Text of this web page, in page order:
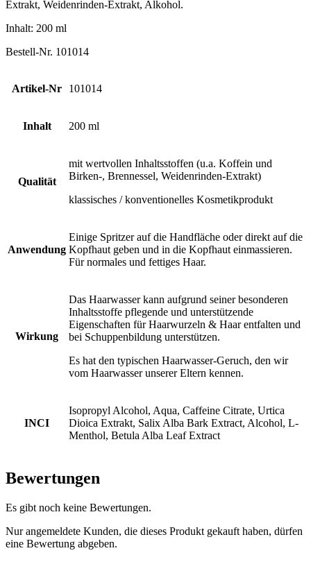
Extrakt, Weidenrinden-Extrakt, Alkohol.
Inhalt: 200 ml
Bestell-Nr. 101014
Artikel-Nr 101014
Inhalt 200 ml
Qualität
mit wertvollen Inhaltsstoffen (u.a. Koffein und
Birken-, Brennessel, Weidenrinden-Extrakt)
klassisches / konventionelles Kosmetikprodukt
Anwendung
Einige Spritzer auf die Handfläche oder direkt auf die
Kopfhaut geben und in die Kopfhaut einmassieren.
Für normales und fettiges Haar.
Wirkung
Das Haarwasser kann aufgrund seiner besonderen
Inhaltsstoffe pflegende und unterstützende
Eigenschaften für Haarwurzeln & Haar entfalten und
bei Schuppenbildung unterstützen.
Es hat den typischen Haarwasser-Geruch, den wir
vom Haarwasser unserer Eltern kennen.
INCI
Isopropyl Alcohol, Aqua, Caffeine Citrate, Urtica
Dioica Extrakt, Salix Alba Bark Extract, Alcohol, L-
Menthol, Betula Alba Leaf Extract
Bewertungen
Es gibt noch keine Bewertungen.
Nur angemeldete Kunden, die dieses Produkt gekauft haben, dürfen
eine Bewertung abgeben.